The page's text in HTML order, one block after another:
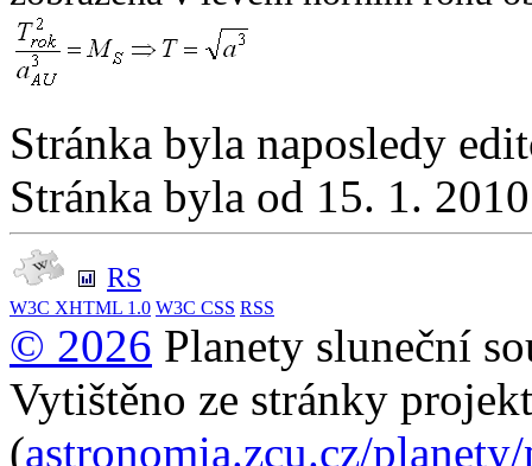
Stránka byla naposledy
Stránka byla od 15. 1.
RS
W3C XHTML 1.0 W3C CSS RSS
© 2026 Planety sluneční
Vytištěno ze stránky
(astronomia.zcu.cz/